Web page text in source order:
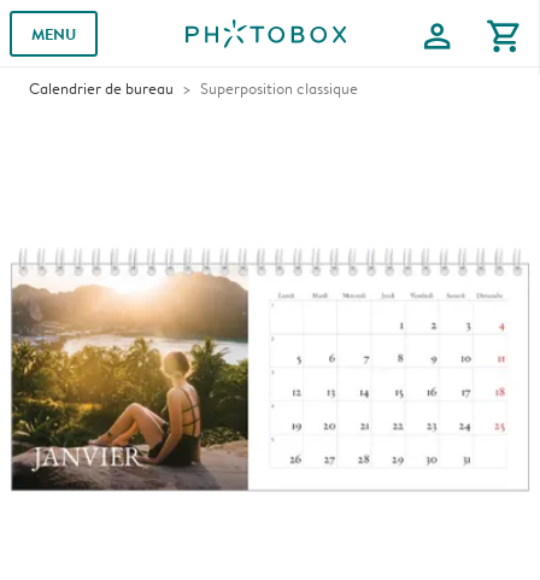
MENU profile shopping_cart
Calendrier de bureau Superposition classique